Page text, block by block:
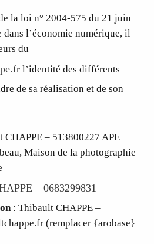
D’ART
la loi n° 2004-575 du 21 juin
l’économie numérique, il
du
l’identité des différents
de sa réalisation et de son
CHAPPE – 513800227 APE
Maison de la photographie
– 0683299831
: Thibault CHAPPE –
(remplacer {arobase}